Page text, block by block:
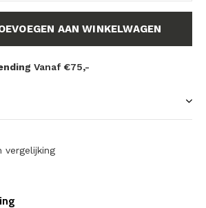
AAN WINKELWAGEN
Vanaf €75,-
vergelijking